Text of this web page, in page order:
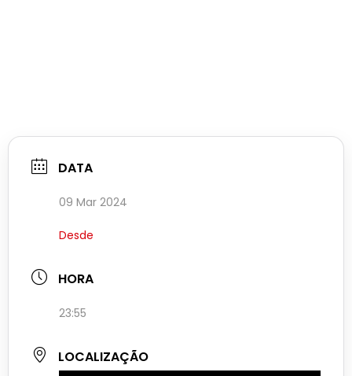
DATA
09 Mar 2024
Desde
HORA
23:55
LOCALIZAÇÃO